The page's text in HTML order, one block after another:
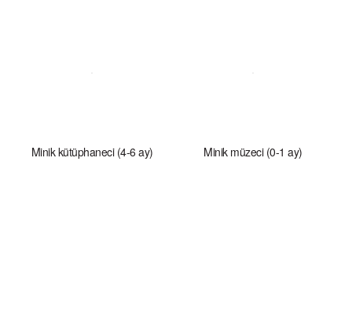
Minik kütüphaneci (4-6 ay) Minik müzeci (0-1 ay)